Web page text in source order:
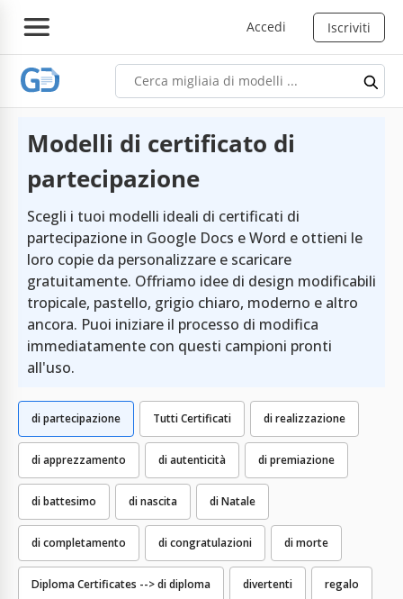
Accedi Iscriviti
Modelli di certificato di
partecipazione
Scegli i tuoi modelli ideali di certificati di
partecipazione in Google Docs e Word e ottieni le
loro copie da personalizzare e scaricare
gratuitamente. Offriamo idee di design modificabili
tropicale, pastello, grigio chiaro, moderno e altro
ancora. Puoi iniziare il processo di modifica
immediatamente con questi campioni pronti
all'uso.
Tutti Certificati di realizzazione
di apprezzamento di autenticità di premiazione
di battesimo di nascita di Natale
di completamento di congratulazioni di morte
Diploma Certificates --> di diploma divertenti regalo
di partecipazione